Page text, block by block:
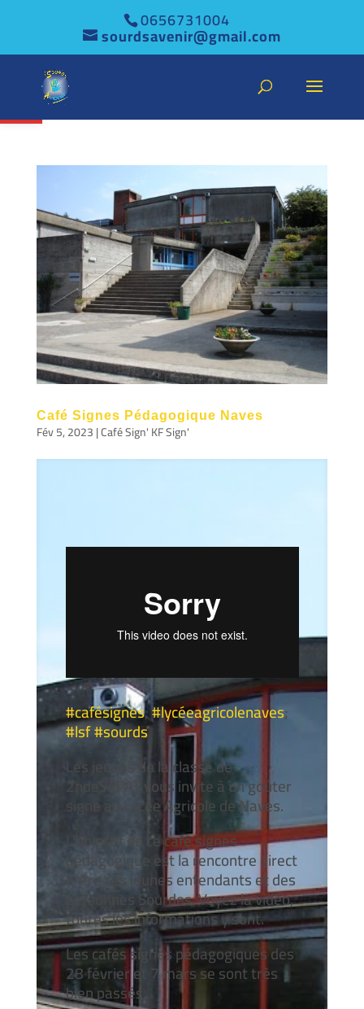
Ouvrir la barre d’outils
0656731004
sourdsavenir@gmail.com
Café Signes Pédagogique Naves
Fév 5, 2023|Café Sign' KF Sign'
#cafésignes;#lycéeagricolenaves;
#lsf;#sourds
Les jeunes de la classe de
2ndeSAPAT vous invite à un goûter
signe au Lycée Agricole de Naves.
L’objectif de ce café signes
pédagogique est la rencontre direct
entre ces jeunes entendants et des
personnes Sourdes. Voyez la vidéo,
toutes les informations y sont.
Les cafés signes pédagogiques des
28 février et 7 mars se sont très
bien passés.